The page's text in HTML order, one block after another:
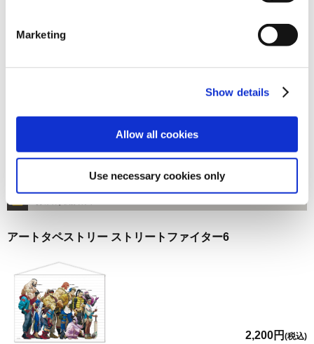
Marketing
Show details
Allow all cookies
Use necessary cookies only
お届け開始日：
ストリートファイター6 まねもんくんキーホルダー
2,090円
アートタペストリー ストリートファイター6
2,200円 (税込)